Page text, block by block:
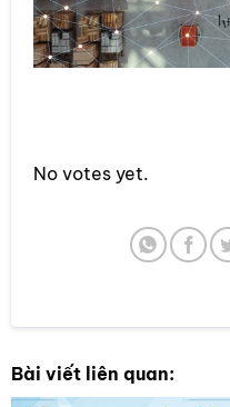
SUBMIT RATING
No votes yet.
Bài viết liên quan: